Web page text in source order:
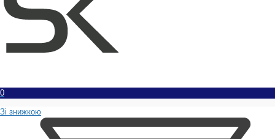
0
Зі знижкою